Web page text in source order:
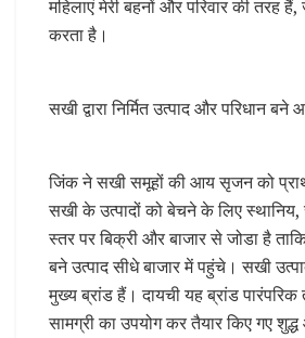
महिलाएं मेरी बहनों और परिवार की तरह
करता है।
सखी द्वारा निर्मित उत्पाद और परिधान
जिंक ने सखी समूहों की आय सृजन को
सखी के उत्पादों को बेचने के लिए स्थानिय,
स्तर पर बिक्री और बाजार से जोडा है
बने उत्पाद सीधे बाजार में पहुंचे। सखी
मुख्य ब्रांड हैं। दायची यह ब्रांड
सामग्री का उपयोग कर तैयार किए गए